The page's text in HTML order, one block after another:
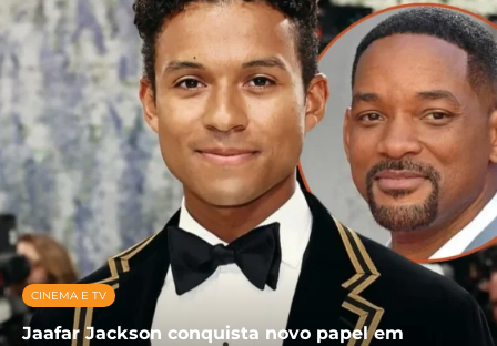
CINEMA E TV
Jaafar Jackson conquista novo papel em